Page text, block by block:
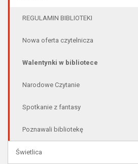
REGULAMIN BIBLIOTEKI
Nowa oferta czytelnicza
Walentynki w bibliotece
Narodowe Czytanie
Spotkanie z fantasy
Poznawali bibliotekę
Świetlica